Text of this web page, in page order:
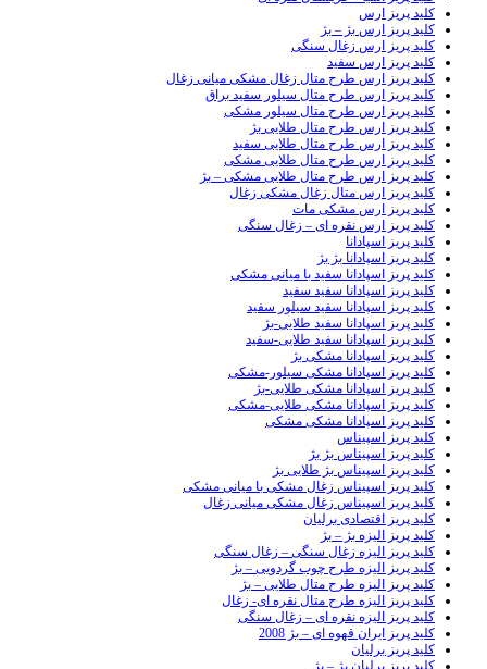
کلید پریز ارس
کلید پریز ارس بژ – بژ
کلید پریز ارس زغال سنگی
کلید پریز ارس سفید
کلید پریز ارس طرح متال زغال مشکی میانی زغال
کلید پریز ارس طرح متال سیلور سفید براق
کلید پریز ارس طرح متال سیلور مشکی
کلید پریز ارس طرح متال طلایی بژ
کلید پریز ارس طرح متال طلایی سفید
کلید پریز ارس طرح متال طلایی مشکی
کلید پریز ارس طرح متال طلایی مشکی – بژ
کلید پریز ارس متال زغال مشکی زغال
کلید پریز ارس مشکی مات
کلید پریز ارس نقره ای – زغال سنگی
کلید پریز اسپادانا
کلید پریز اسپادانا بژ بژ
کلید پریز اسپادانا سفید با میانی مشکی
کلید پریز اسپادانا سفید سفید
کلید پریز اسپادانا سفید سیلور سفید
کلید پریز اسپادانا سفید طلایی-بژ
کلید پریز اسپادانا سفید طلایی-سفید
کلید پریز اسپادانا مشکی بژ
کلید پریز اسپادانا مشکی سیلور-مشکی
کلید پریز اسپادانا مشکی طلایی-بژ
کلید پریز اسپادانا مشکی طلایی-مشکی
کلید پریز اسپادانا مشکی مشکی
کلید پریز اسپیناس
کلید پریز اسپیناس بژ بژ
کلید پریز اسپیناس بژ طلایی بژ
کلید پریز اسپیناس زغال مشکی با میانی مشکی
کلید پریز اسپیناس زغال مشکی میانی زغال
کلید پریز اقتصادی برلیان
کلید پریز الیزه بژ – بژ
کلید پریز الیزه زغال سنگی – زغال سنگی
کلید پریز الیزه طرح چوب گردویی – بژ
کلید پریز الیزه طرح متال طلایی – بژ
کلید پریز الیزه طرح متال نقره ای- زغال
کلید پریز الیزه نقره ای – زغال سنگی
کلید پریز ایران قهوه ای – بژ 2008
کلید پریز برلیان
کلید پریز برلیان بژ – بژ